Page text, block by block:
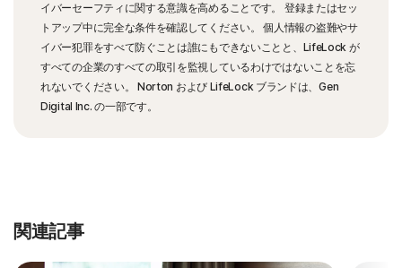
イバーセーフティに関する意識を高めることです。 登録またはセッ
トアップ中に完全な条件を確認してください。 個人情報の盗難やサ
イバー犯罪をすべて防ぐことは誰にもできないことと、LifeLock が
すべての企業のすべての取引を監視しているわけではないことを忘
れないでください。 Norton および LifeLock ブランドは、Gen
Digital Inc. の一部です。
関連記事